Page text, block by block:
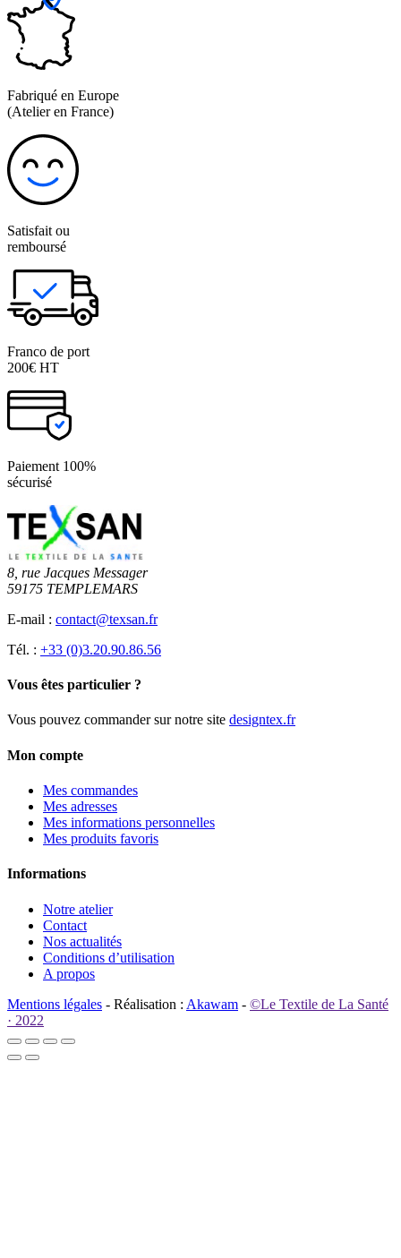
Fabriqué en Europe
(Atelier en France)
Satisfait ou
remboursé
Franco de port
200€ HT
Paiement 100%
sécurisé
8, rue Jacques Messager
59175 TEMPLEMARS
E-mail : contact@texsan.fr
Tél. : +33 (0)3.20.90.86.56
Vous êtes particulier ?
Vous pouvez commander sur notre site designtex.fr
Mon compte
Mes commandes
Mes adresses
Mes informations personnelles
Mes produits favoris
Informations
Notre atelier
Contact
Nos actualités
Conditions d’utilisation
A propos
Mentions légales - Réalisation : Akawam - ©Le Textile de La Santé
· 2022